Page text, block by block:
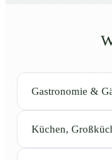
Gastronomie &
Küchen,